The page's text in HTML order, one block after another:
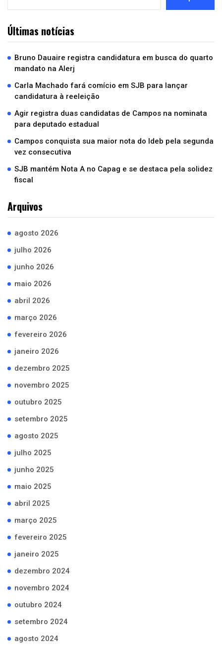
Últimas notícias
Bruno Dauaire registra candidatura em busca do quarto
mandato na Alerj
Carla Machado fará comício em SJB para lançar
candidatura à reeleição
Agir registra duas candidatas de Campos na nominata
para deputado estadual
Campos conquista sua maior nota do Ideb pela segunda
vez consecutiva
SJB mantém Nota A no Capag e se destaca pela solidez
fiscal
Arquivos
agosto 2026
julho 2026
junho 2026
maio 2026
abril 2026
março 2026
fevereiro 2026
janeiro 2026
dezembro 2025
novembro 2025
outubro 2025
setembro 2025
agosto 2025
julho 2025
junho 2025
maio 2025
abril 2025
março 2025
fevereiro 2025
janeiro 2025
dezembro 2024
novembro 2024
outubro 2024
setembro 2024
agosto 2024